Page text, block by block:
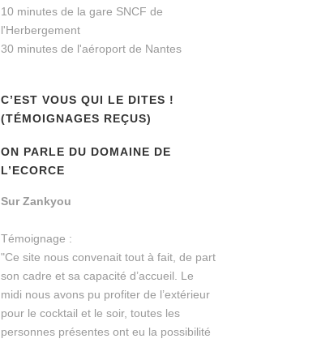
10 minutes de la gare SNCF de
l'Herbergement
30 minutes de l'aéroport de Nantes
C’EST VOUS QUI LE DITES !
(TÉMOIGNAGES REÇUS)
ON PARLE DU DOMAINE DE
L’ECORCE
Sur Zankyou
Témoignage :
"Ce site nous convenait tout à fait, de part
son cadre et sa capacité d’accueil. Le
midi nous avons pu profiter de l’extérieur
pour le cocktail et le soir, toutes les
personnes présentes ont eu la possibilité